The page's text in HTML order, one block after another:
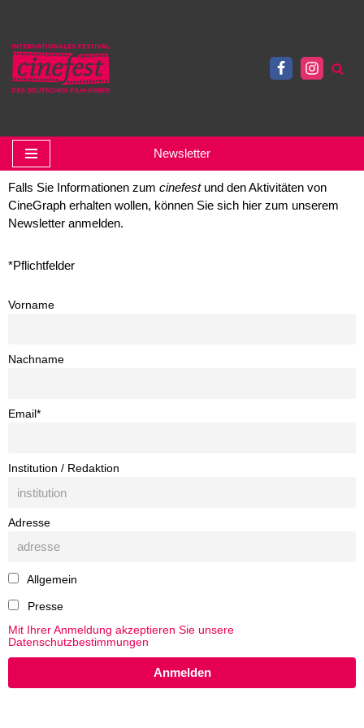
Skip
to
content
Newsletter
Falls Sie Informationen zum cinefestund den Aktivitäten von
CineGraph erhalten wollen, können Sie sich hier zum unserem
Newsletter anmelden.
*Pflichtfelder
Vorname
Nachname
Email*
Institution / Redaktion
Adresse
Allgemein
Presse
Mit Ihrer Anmeldung akzeptieren Sie unsere
Datenschutzbestimmungen